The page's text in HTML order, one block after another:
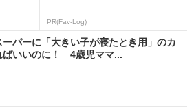
PR(Fav-Log)
ーパーに「大きい子が寝たとき用」のカ
ばいいのに！ 4歳児ママ...